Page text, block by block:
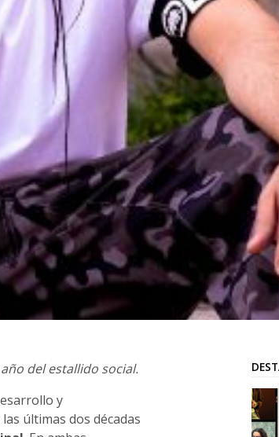
del estallido social.
y
últimas dos décadas